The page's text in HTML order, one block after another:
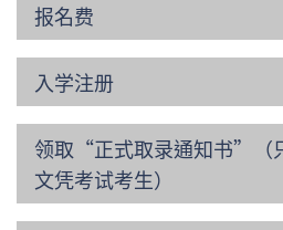
报名费
入学注册
领取“正式取录通知书”（
文凭考试考生）